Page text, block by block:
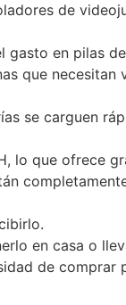
de
en pilas
que necesitan
se carguen
lo que ofrece
en casa o
de comprar